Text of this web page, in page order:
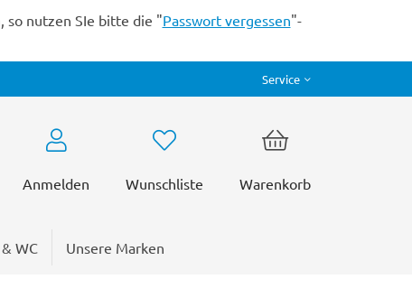
so nutzen SIe bitte die "Passwort vergessen"-
Service
Anmelden Wunschliste Warenkorb
WC Unsere Marken